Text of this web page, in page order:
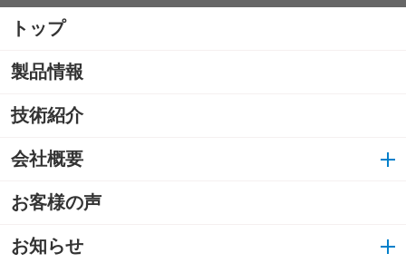
トップ
製品情報
技術紹介
会社概要
お客様の声
お知らせ